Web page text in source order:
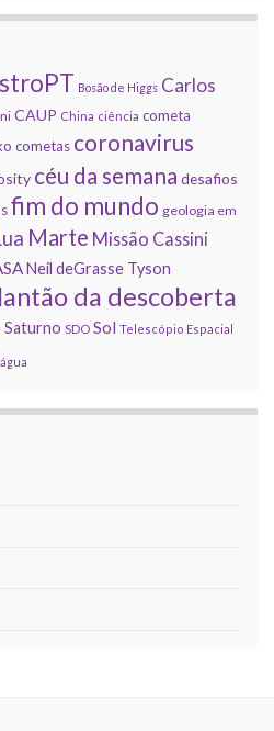
Bosão de Higgs Carlos
CAUP China ciência cometa
cometas coronavirus
céu da semana desafios
fim do mundo geologia em
Marte Missão Cassini
Neil deGrasse Tyson
da descoberta
Saturno SDO Sol Telescópio Espacial
água